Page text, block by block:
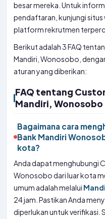
besar mereka. Untuk
pendaftaran, kunjungi situs
platform rekrutmen
Berikut adalah 3 FAQ
Mandiri, Wonosobo,
aturan yang diberikan:
FAQ tentang
Mandiri, Wonosobo
Bagaimana cara
Bank Mandiri
kota?
Anda dapat menghubungi
Wonosobo dari luar kota
umum adalah melalui
24 jam. Pastikan Anda
diperlukan untuk verifikasi.